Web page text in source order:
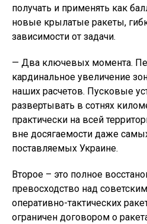
получать и применять как
новые крылатые ракеты,
зависимости от задачи.
— Два ключевых момента.
кардинальное увеличение
наших расчетов. Пусковые
развертывать в сотнях
практически на всей
вне досягаемости даже
поставляемых Украине.
Второе – это полное
превосходство над
оперативно-тактических
ограничен договором о